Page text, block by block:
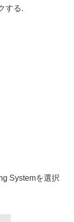
する.
Systemを選択